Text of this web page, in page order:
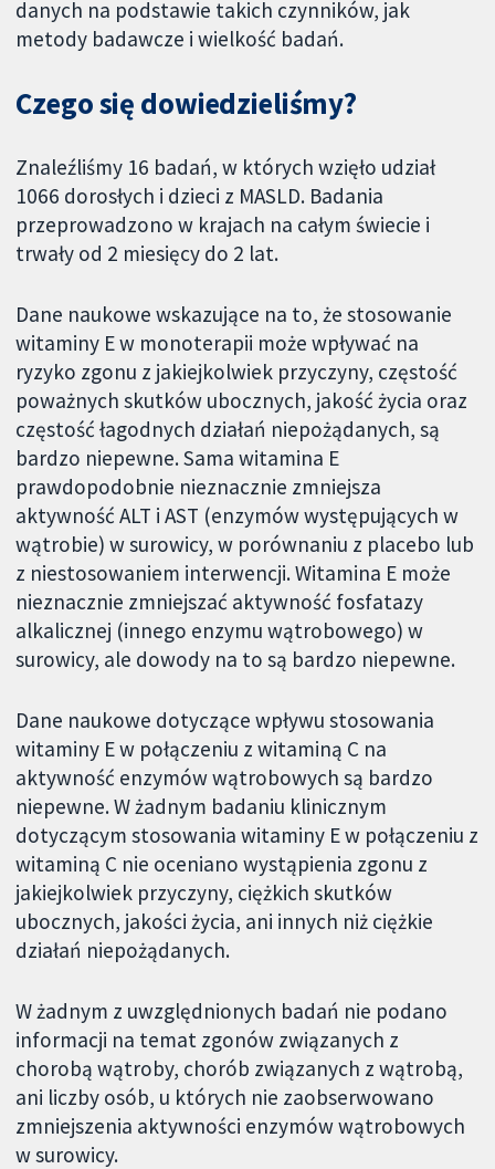
danych na podstawie takich czynników, jak
metody badawcze i wielkość badań.
Czego się dowiedzieliśmy?
Znaleźliśmy 16 badań, w których wzięło udział
1066 dorosłych i dzieci z MASLD. Badania
przeprowadzono w krajach na całym świecie i
trwały od 2 miesięcy do 2 lat.
Dane naukowe wskazujące na to, że stosowanie
witaminy E w monoterapii może wpływać na
ryzyko zgonu z jakiejkolwiek przyczyny, częstość
poważnych skutków ubocznych, jakość życia oraz
częstość łagodnych działań niepożądanych, są
bardzo niepewne. Sama witamina E
prawdopodobnie nieznacznie zmniejsza
aktywność ALT i AST (enzymów występujących w
wątrobie) w surowicy, w porównaniu z placebo lub
z niestosowaniem interwencji. Witamina E może
nieznacznie zmniejszać aktywność fosfatazy
alkalicznej (innego enzymu wątrobowego) w
surowicy, ale dowody na to są bardzo niepewne.
Dane naukowe dotyczące wpływu stosowania
witaminy E w połączeniu z witaminą C na
aktywność enzymów wątrobowych są bardzo
niepewne. W żadnym badaniu klinicznym
dotyczącym stosowania witaminy E w połączeniu z
witaminą C nie oceniano wystąpienia zgonu z
jakiejkolwiek przyczyny, ciężkich skutków
ubocznych, jakości życia, ani innych niż ciężkie
działań niepożądanych.
W żadnym z uwzględnionych badań nie podano
informacji na temat zgonów związanych z
chorobą wątroby, chorób związanych z wątrobą,
ani liczby osób, u których nie zaobserwowano
zmniejszenia aktywności enzymów wątrobowych
w surowicy.